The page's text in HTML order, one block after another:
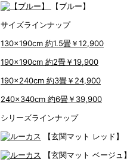
【ブルー】
サイズラインナップ
130x190cm 約1.5畳￥12,900
190x190cm 約2畳￥19,900
190x240cm 約3畳￥24,900
240x340cm 約6畳￥39,900
シリーズラインナップ
【玄関マット レッド】
【玄関マット ベージュ】